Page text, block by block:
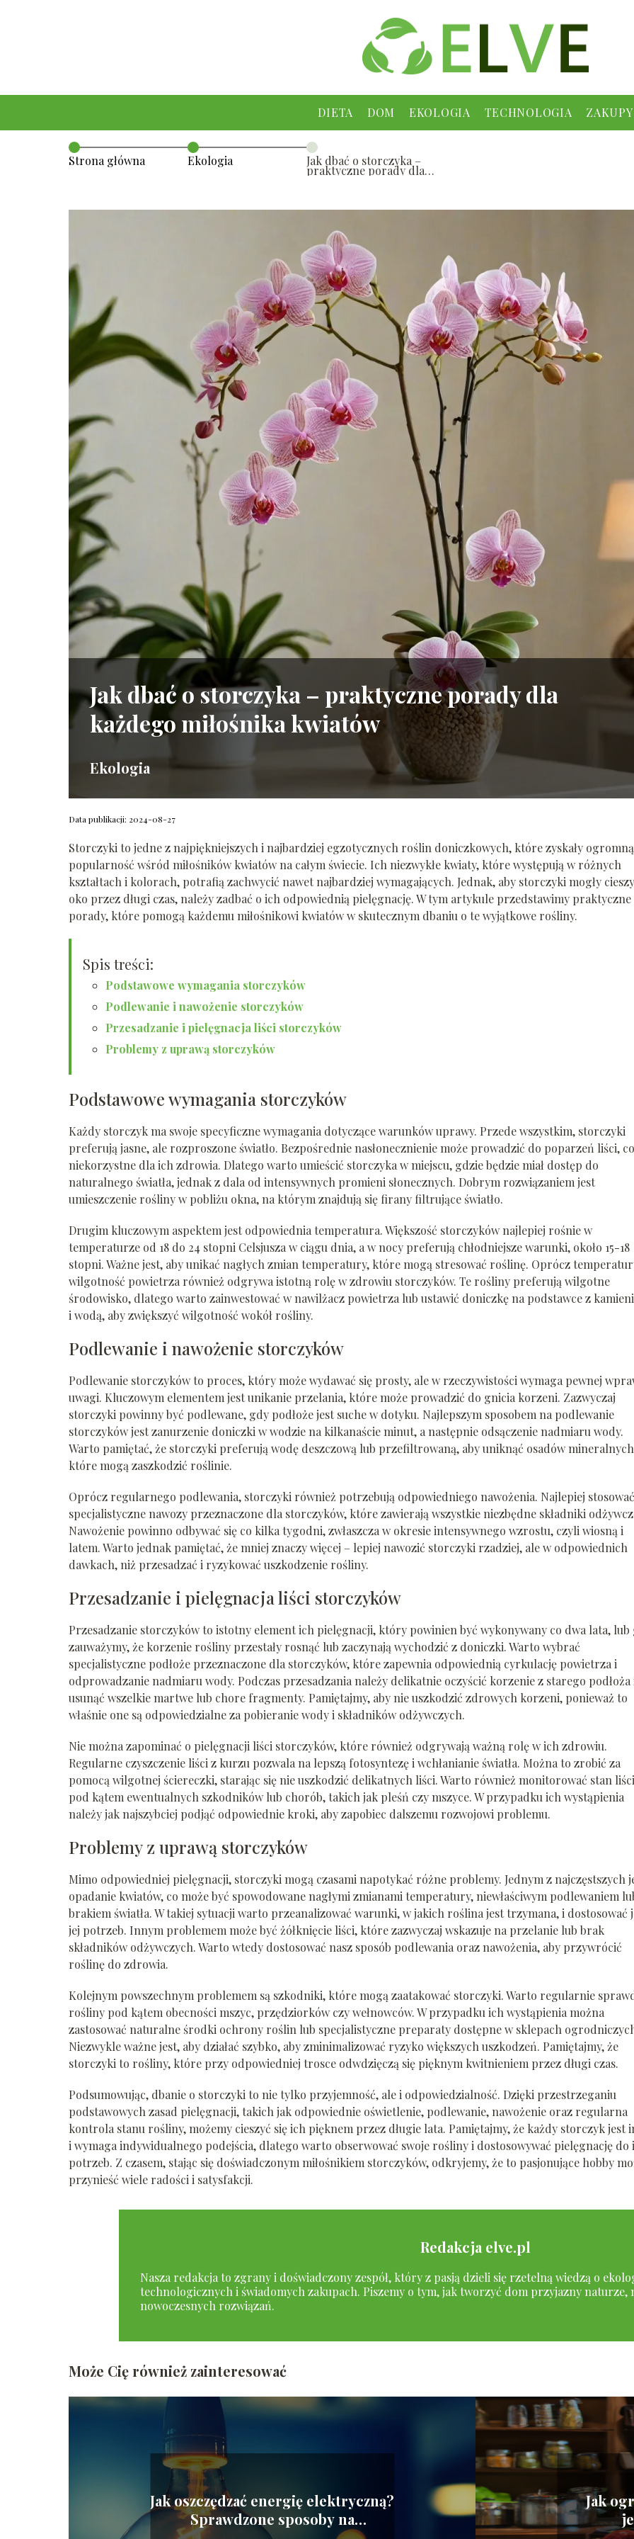
DIETA DOM EKOLOGIA TECHNOLOGIA ZAKUPY
Strona główna Ekologia Jak dbać o storczyka –
praktyczne porady dla
każdego miłośnika
Jak dbać o storczyka – praktyczne porady dla
każdego miłośnika kwiatów
Ekologia
Data publikacji: 2024-08-27
Storczyki to jedne z najpiękniejszych i najbardziej egzotycznych roślin doniczkowych, które zyskały ogromną
popularność wśród miłośników kwiatów na całym świecie. Ich niezwykłe kwiaty, które występują w różnych
kształtach i kolorach, potrafią zachwycić nawet najbardziej wymagających. Jednak, aby storczyki mogły
oko przez długi czas, należy zadbać o ich odpowiednią pielęgnację. W tym artykule przedstawimy praktyczne
porady, które pomogą każdemu miłośnikowi kwiatów w skutecznym dbaniu o te wyjątkowe rośliny.
Spis treści:
Podstawowe wymagania storczyków
Podlewanie i nawożenie storczyków
Przesadzanie i pielęgnacja liści storczyków
Problemy z uprawą storczyków
Podstawowe wymagania storczyków
Każdy storczyk ma swoje specyficzne wymagania dotyczące warunków uprawy. Przede wszystkim, storczyki
preferują jasne, ale rozproszone światło. Bezpośrednie nasłonecznienie może prowadzić do poparzeń liści,
niekorzystne dla ich zdrowia. Dlatego warto umieścić storczyka w miejscu, gdzie będzie miał dostęp do
naturalnego światła, jednak z dala od intensywnych promieni słonecznych. Dobrym rozwiązaniem jest
umieszczenie rośliny w pobliżu okna, na którym znajdują się firany filtrujące światło.
Drugim kluczowym aspektem jest odpowiednia temperatura. Większość storczyków najlepiej rośnie w
temperaturze od 18 do 24 stopni Celsjusza w ciągu dnia, a w nocy preferują chłodniejsze warunki, około 15-18
stopni. Ważne jest, aby unikać nagłych zmian temperatury, które mogą stresować roślinę. Oprócz
wilgotność powietrza również odgrywa istotną rolę w zdrowiu storczyków. Te rośliny preferują wilgotne
środowisko, dlatego warto zainwestować w nawilżacz powietrza lub ustawić doniczkę na podstawce z
i wodą, aby zwiększyć wilgotność wokół rośliny.
Podlewanie i nawożenie storczyków
Podlewanie storczyków to proces, który może wydawać się prosty, ale w rzeczywistości wymaga pewnej
uwagi. Kluczowym elementem jest unikanie przelania, które może prowadzić do gnicia korzeni. Zazwyczaj
storczyki powinny być podlewane, gdy podłoże jest suche w dotyku. Najlepszym sposobem na podlewanie
storczyków jest zanurzenie doniczki w wodzie na kilkanaście minut, a następnie odsączenie nadmiaru wody.
Warto pamiętać, że storczyki preferują wodę deszczową lub przefiltrowaną, aby uniknąć osadów
które mogą zaszkodzić roślinie.
Oprócz regularnego podlewania, storczyki również potrzebują odpowiedniego nawożenia. Najlepiej stosować
specjalistyczne nawozy przeznaczone dla storczyków, które zawierają wszystkie niezbędne składniki
Nawożenie powinno odbywać się co kilka tygodni, zwłaszcza w okresie intensywnego wzrostu, czyli wiosną i
latem. Warto jednak pamiętać, że mniej znaczy więcej – lepiej nawozić storczyki rzadziej, ale w odpowiednich
dawkach, niż przesadzać i ryzykować uszkodzenie rośliny.
Przesadzanie i pielęgnacja liści storczyków
Przesadzanie storczyków to istotny element ich pielęgnacji, który powinien być wykonywany co dwa lata, lub
zauważymy, że korzenie rośliny przestały rosnąć lub zaczynają wychodzić z doniczki. Warto wybrać
specjalistyczne podłoże przeznaczone dla storczyków, które zapewnia odpowiednią cyrkulację powietrza i
odprowadzanie nadmiaru wody. Podczas przesadzania należy delikatnie oczyścić korzenie z starego podłoża
usunąć wszelkie martwe lub chore fragmenty. Pamiętajmy, aby nie uszkodzić zdrowych korzeni, ponieważ to
właśnie one są odpowiedzialne za pobieranie wody i składników odżywczych.
Nie można zapominać o pielęgnacji liści storczyków, które również odgrywają ważną rolę w ich zdrowiu.
Regularne czyszczenie liści z kurzu pozwala na lepszą fotosyntezę i wchłanianie światła. Można to zrobić za
pomocą wilgotnej ściereczki, starając się nie uszkodzić delikatnych liści. Warto również monitorować stan liści
pod kątem ewentualnych szkodników lub chorób, takich jak pleśń czy mszyce. W przypadku ich wystąpienia
należy jak najszybciej podjąć odpowiednie kroki, aby zapobiec dalszemu rozwojowi problemu.
Problemy z uprawą storczyków
Mimo odpowiedniej pielęgnacji, storczyki mogą czasami napotykać różne problemy. Jednym z najczęstszych
opadanie kwiatów, co może być spowodowane nagłymi zmianami temperatury, niewłaściwym podlewaniem
brakiem światła. W takiej sytuacji warto przeanalizować warunki, w jakich roślina jest trzymana, i dostosować
jej potrzeb. Innym problemem może być żółknięcie liści, które zazwyczaj wskazuje na przelanie lub brak
składników odżywczych. Warto wtedy dostosować nasz sposób podlewania oraz nawożenia, aby przywrócić
roślinę do zdrowia.
Kolejnym powszechnym problemem są szkodniki, które mogą zaatakować storczyki. Warto regularnie
rośliny pod kątem obecności mszyc, przędziorków czy wełnowców. W przypadku ich wystąpienia można
zastosować naturalne środki ochrony roślin lub specjalistyczne preparaty dostępne w sklepach
Niezwykle ważne jest, aby działać szybko, aby zminimalizować ryzyko większych uszkodzeń. Pamiętajmy, że
storczyki to rośliny, które przy odpowiedniej trosce odwdzięczą się pięknym kwitnieniem przez długi czas.
Podsumowując, dbanie o storczyki to nie tylko przyjemność, ale i odpowiedzialność. Dzięki przestrzeganiu
podstawowych zasad pielęgnacji, takich jak odpowiednie oświetlenie, podlewanie, nawożenie oraz regularna
kontrola stanu rośliny, możemy cieszyć się ich pięknem przez długie lata. Pamiętajmy, że każdy storczyk jest
i wymaga indywidualnego podejścia, dlatego warto obserwować swoje rośliny i dostosowywać pielęgnację do
potrzeb. Z czasem, stając się doświadczonym miłośnikiem storczyków, odkryjemy, że to pasjonujące hobby
przynieść wiele radości i satysfakcji.
Redakcja elve.pl
Nasza redakcja to zgrany i doświadczony zespół, który z pasją dzieli się rzetelną wiedzą o
technologicznych i świadomych zakupach. Piszemy o tym, jak tworzyć dom przyjazny naturze,
nowoczesnych rozwiązań.
Może Cię również zainteresować
Jak oszczędzać energię elektryczną?
Sprawdzone sposoby na
Jak